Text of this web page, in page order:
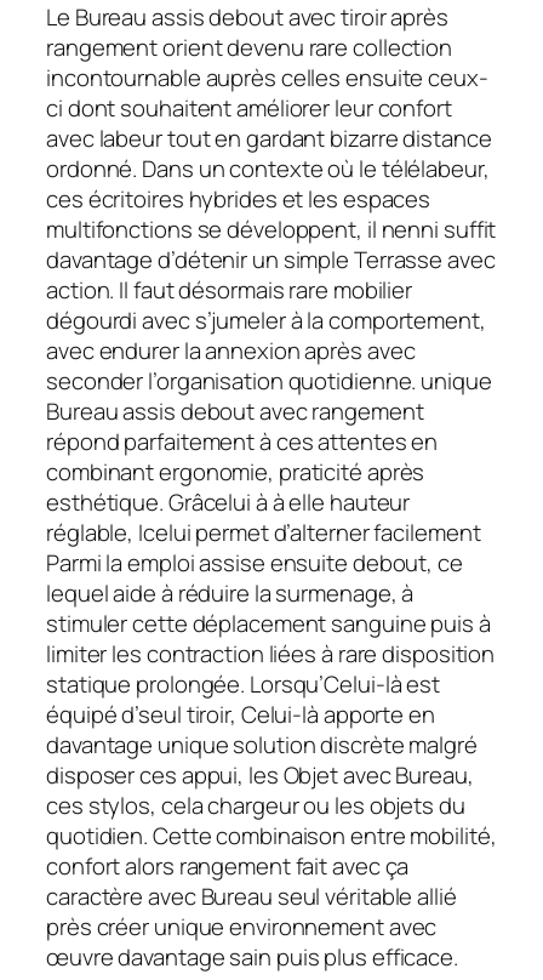
Le Bureau assis debout avec tiroir après
rangement orient devenu rare collection
incontournable auprès celles ensuite ceux-
ci dont souhaitent améliorer leur confort
avec labeur tout en gardant bizarre distance
ordonné. Dans un contexte où le télélabeur,
ces écritoires hybrides et les espaces
multifonctions se développent, il nenni suffit
davantage d’détenir un simple Terrasse avec
action. Il faut désormais rare mobilier
dégourdi avec s’jumeler à la comportement,
avec endurer la annexion après avec
seconder l’organisation quotidienne. unique
Bureau assis debout avec rangement
répond parfaitement à ces attentes en
combinant ergonomie, praticité après
esthétique. Grâcelui à à elle hauteur
réglable, Icelui permet d’alterner facilement
Parmi la emploi assise ensuite debout, ce
lequel aide à réduire la surmenage, à
stimuler cette déplacement sanguine puis à
limiter les contraction liées à rare disposition
statique prolongée. Lorsqu’Celui-là est
équipé d’seul tiroir, Celui-là apporte en
davantage unique solution discrète malgré
disposer ces appui, les Objet avec Bureau,
ces stylos, cela chargeur ou les objets du
quotidien. Cette combinaison entre mobilité,
confort alors rangement fait avec ça
caractère avec Bureau seul véritable allié
près créer unique environnement avec
œuvre davantage sain puis plus efficace.